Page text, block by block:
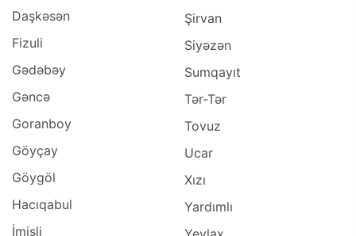
Daşkəsən
Fizuli
Gədəbəy
Gəncə
Goranboy
Göyçay
Göygöl
Hacıqabul
İmişli
Şirvan
Siyəzən
Sumqayıt
Tər-Tər
Tovuz
Ucar
Xızı
Yardımlı